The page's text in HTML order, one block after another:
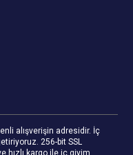
alışverişin adresidir. İç
256-bit SSL
hızlı kargo ile iç giyim